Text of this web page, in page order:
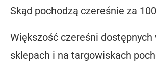
Skąd pochodzą czereśnie za
Większość czereśni dostępnych
sklepach i na targowiskach